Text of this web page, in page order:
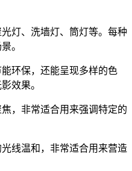
灯、洗墙灯、筒灯等。每种
。
环保，还能呈现多样的色
效果。
，非常适合用来强调特定的
线温和，非常适合用来营造